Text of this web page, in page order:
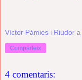
Víctor Pàmies i Riudor a
Comparteix
4 comentaris: